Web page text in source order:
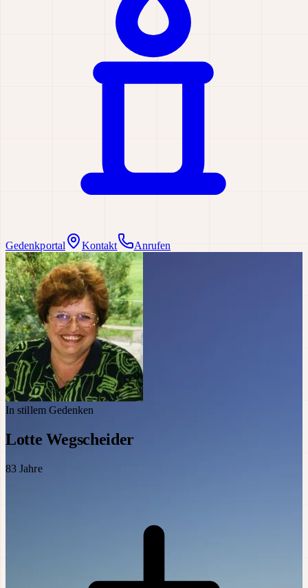
Gedenkportal Kontakt Anrufen
In stillem Gedenken
Lotte Wegscheider
83 Jahre